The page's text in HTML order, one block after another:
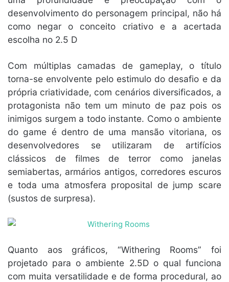
desenvolvimento do personagem principal, não há
como negar o conceito criativo e a acertada
escolha no 2.5 D
Com múltiplas camadas de gameplay, o título
torna-se envolvente pelo estimulo do desafio e da
própria criatividade, com cenários diversificados, a
protagonista não tem um minuto de paz pois os
inimigos surgem a todo instante. Como o ambiente
do game é dentro de uma mansão vitoriana, os
desenvolvedores se utilizaram de artifícios
clássicos de filmes de terror como janelas
semiabertas, armários antigos, corredores escuros
e toda uma atmosfera proposital de jump scare
(sustos de surpresa).
Quanto aos gráficos, “Withering Rooms” foi
projetado para o ambiente 2.5D o qual funciona
com muita versatilidade e de forma procedural, ao